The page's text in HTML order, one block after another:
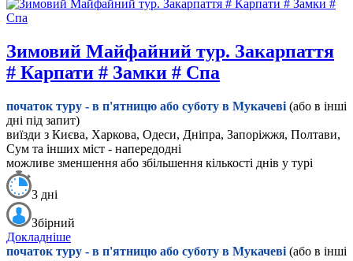
Зимовий Майфайний тур. Закарпаття
# Карпати # Замки # Спа
початок туру - в п'ятницю або суботу в Мукачеві (або в інші
дні під запит)
виїзди з Києва, Харкова, Одеси, Дніпра, Запоріжжя, Полтави,
Сум та інших міст - напередодні
можливе зменшення або збільшення кількості днів у турі
3 дні
Збірний
Докладніше
початок туру - в п'ятницю або суботу в Мукачеві (або в інші